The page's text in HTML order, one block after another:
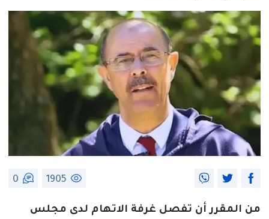
1905
0
من المقرر أن تفصل غرفة الاتهام لدى مجلس